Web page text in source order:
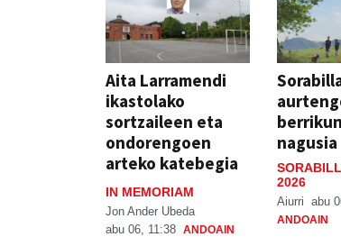
Aita Larramendi
ikastolako
sortzaileen eta
ondorengoen
arteko katebegia
IN MEMORIAM
Jon Ander Ubeda
abu 06, 11:38 ANDOAIN
nagusia
2026
Aiurri abu
ANDOAIN